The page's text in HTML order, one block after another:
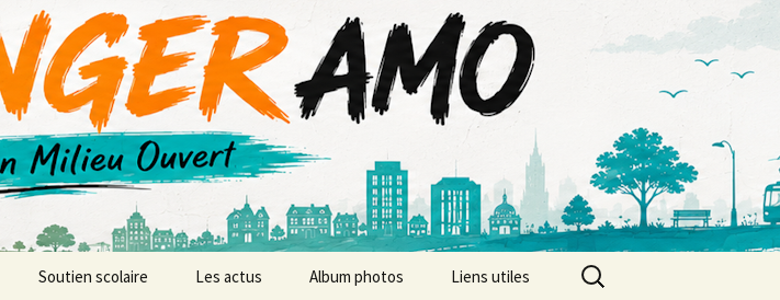
Soutien scolaire Les actus Album photos Liens utiles
Rechercher :